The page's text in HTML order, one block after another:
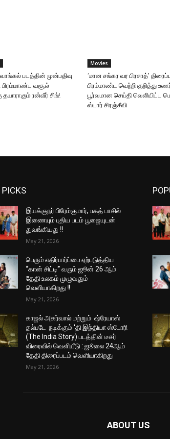
படத்தின் முன்பதிவு
வசூல்
ரன்வீர் சிங்!
Movies
‘மான சங்கர வர பிரசாத்’
பிரம்மாண்ட வெற்றி குறித்து
பூர்வமான செய்தி வெளியிட்ட
ஸ்டார் சிரஞ்சீவி
PICKS
இயக்குநர் பிரேம்குமார், பகத் பாசில்
இணையும் புதிய படம் பூஜையுடன்
துவங்கியது !!
May 21, 2026
பெரும் எதிர்பார்ப்பை ஏற்படுத்திய
“கான் சிட்டி” வரும் ஜூன் 26 ஆம்
தேதி உலகம் முழுவதும்
வெளியாகிறது !!
May 21, 2026
காஜல் அகர்வால் மற்றும் ஷ்ரேயாஸ்
தல்படே நடிக்கும் ‘தி இந்தியா ஸ்டோரி
(The India Story) படத்தின் டீசர்
விரைவில் வெளியீடு : ஜூலை 24ஆம்
தேதி திரைப்படம் வெளியாகிறது
May 21, 2026
ABOUT US